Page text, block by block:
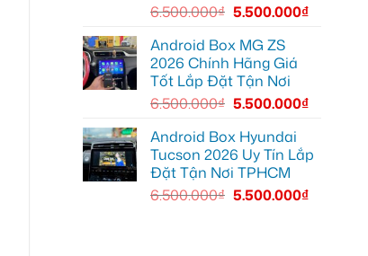
6.500.000₫ 5.500.000₫
Android Box MG ZS
2026 Chính Hãng Giá
Tốt Lắp Đặt Tận Nơi
6.500.000₫ 5.500.000₫
Android Box Hyundai
Tucson 2026 Uy Tín Lắp
Đặt Tận Nơi TPHCM
6.500.000₫ 5.500.000₫